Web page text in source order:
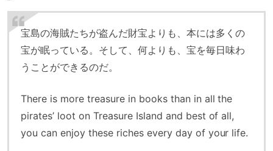
宝島の海賊たちが盗んだ財宝よりも、本には多くの
宝が眠っている。そして、何よりも、宝を毎日味わ
うことができるのだ。
There is more treasure in books than in all the
pirates’ loot on Treasure Island and best of all,
you can enjoy these riches every day of your life.